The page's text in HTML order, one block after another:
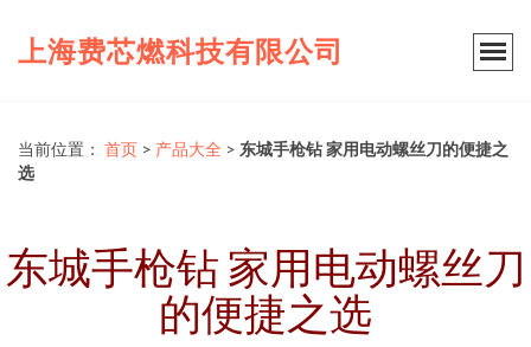
上海费芯燃科技有限公司
当前位置： 首页 > 产品大全 > 东城手枪钻 家用电动螺丝刀的便捷之
选
东城手枪钻 家用电动螺丝刀
的便捷之选